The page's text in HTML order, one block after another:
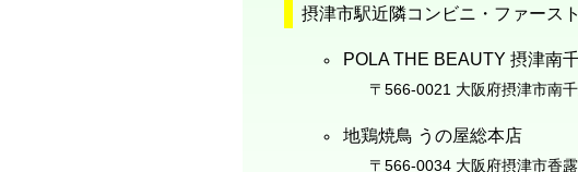
摂津市駅近隣コンビニ・ファース
POLA THE BEAUTY 摂津南
〒566-0021 大阪府摂津市南
地鶏焼鳥 うの屋総本店
〒566-0034 大阪府摂津市香